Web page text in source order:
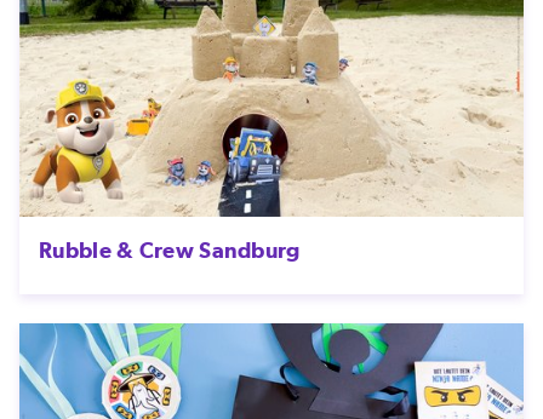
Rubble & Crew Sandburg